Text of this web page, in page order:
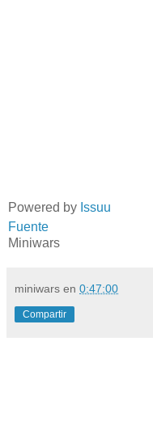
Powered by Issuu
Fuente
Miniwars
miniwars en 0:47:00
Compartir